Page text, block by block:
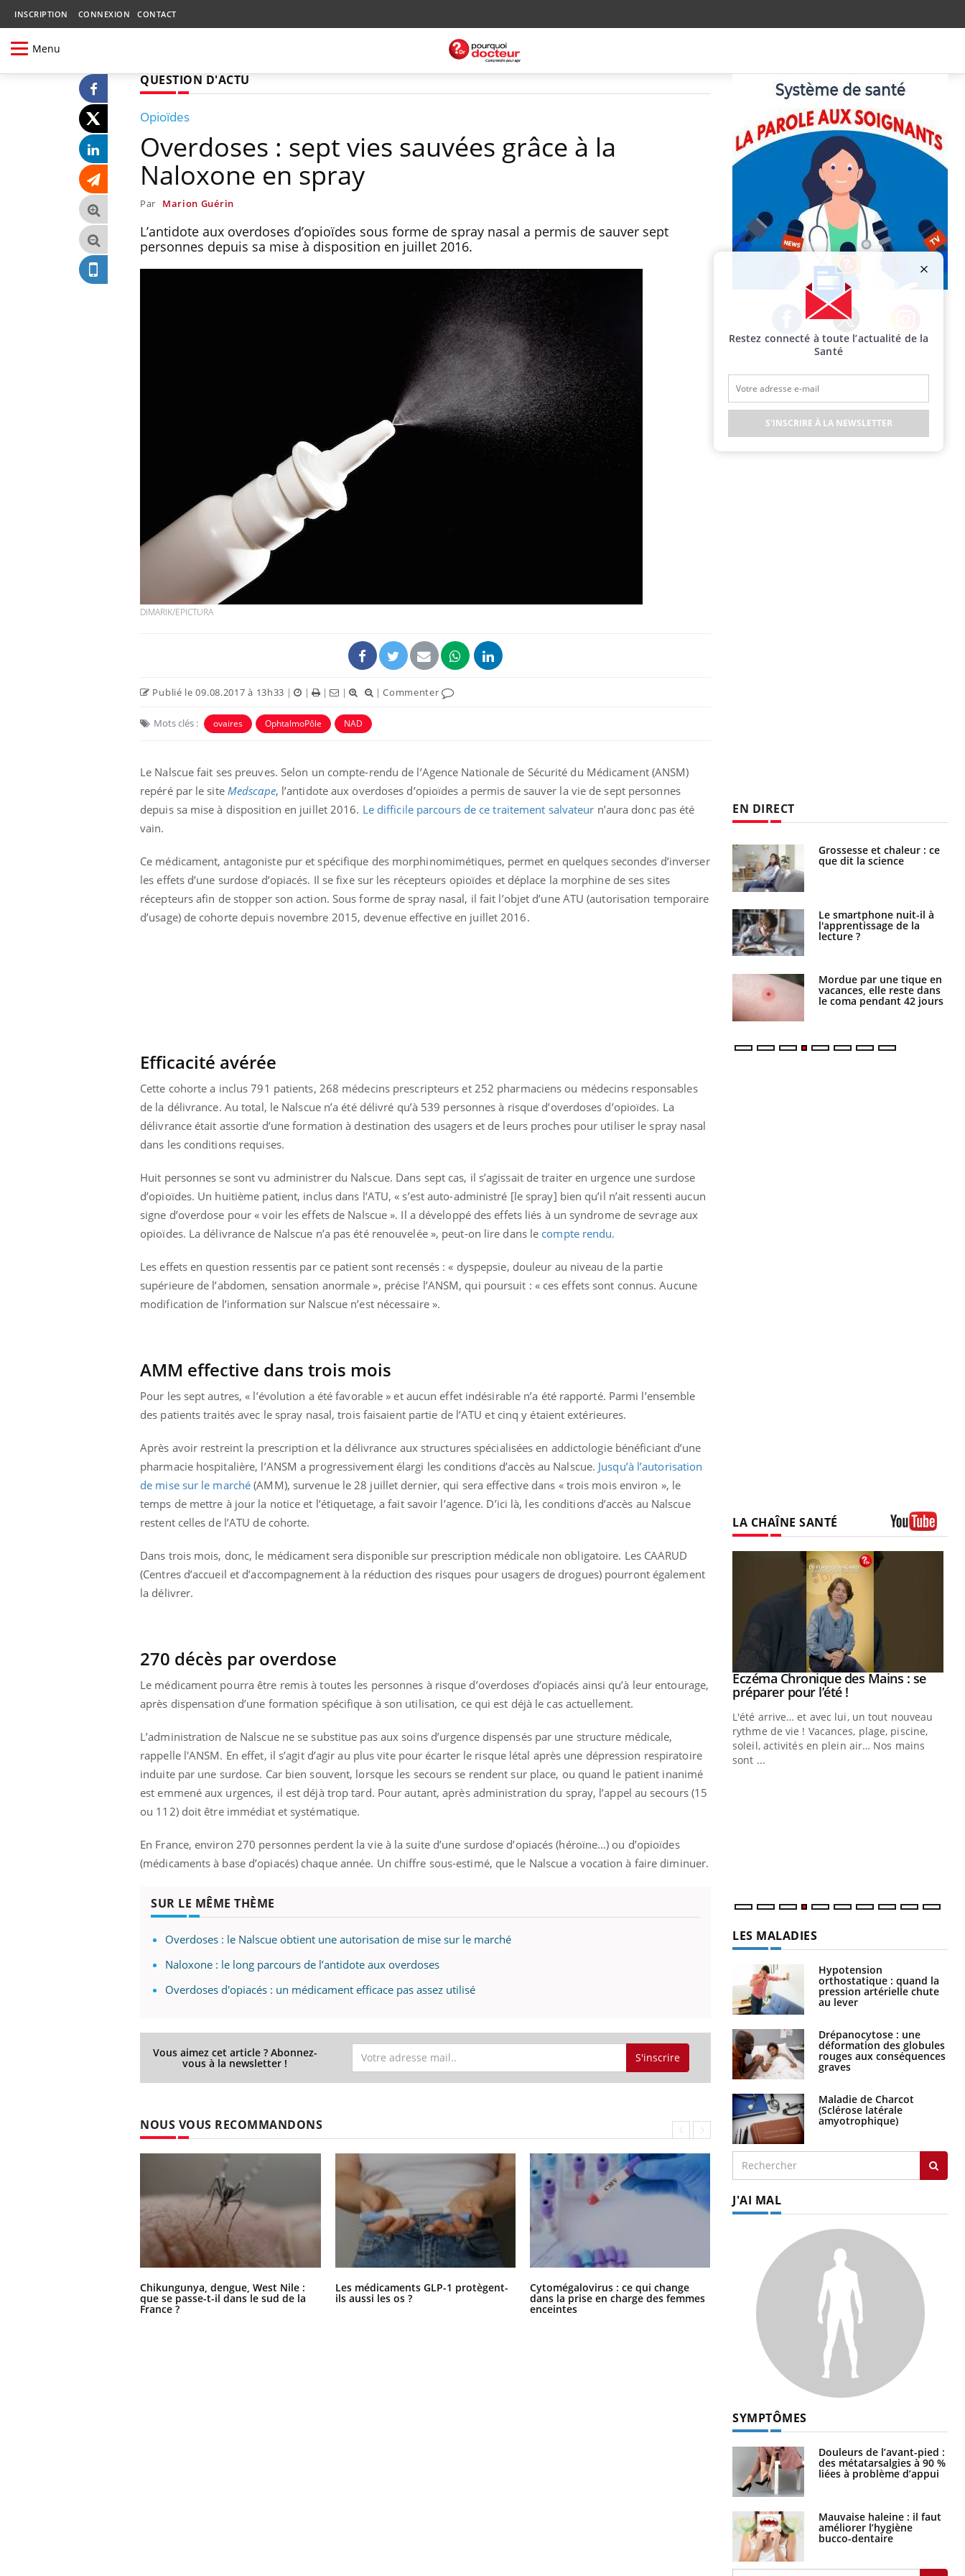
INSCRIPTION CONNEXION CONTACT
Menu
QUESTION D'ACTU
Opioïdes
Overdoses : sept vies sauvées grâce à la
Naloxone en spray
Par Marion Guérin
L’antidote aux overdoses d’opioïdes sous forme de spray nasal a permis de sauver sept
personnes depuis sa mise à disposition en juillet 2016.
DIMARIK/EPICTURA
Publié le 09.08.2017 à 13h33 | | | | |Commenter
Mots clés : ovaires OphtalmoPôle NAD
Le Nalscue fait ses preuves. Selon un compte-rendu de l’Agence Nationale de Sécurité du Médicament (ANSM)
repéré par le site Medscape, l’antidote aux overdoses d’opioïdes a permis de sauver la vie de sept personnes
depuis sa mise à disposition en juillet 2016. Le difficile parcours de ce traitement salvateur n’aura donc pas été
vain.
Ce médicament, antagoniste pur et spécifique des morphinomimétiques, permet en quelques secondes d’inverser
les effets d’une surdose d’opiacés. Il se fixe sur les récepteurs opioïdes et déplace la morphine de ses sites
récepteurs afin de stopper son action. Sous forme de spray nasal, il fait l’objet d’une ATU (autorisation temporaire
d’usage) de cohorte depuis novembre 2015, devenue effective en juillet 2016.
Efficacité avérée
Cette cohorte a inclus 791 patients, 268 médecins prescripteurs et 252 pharmaciens ou médecins responsables
de la délivrance. Au total, le Nalscue n’a été délivré qu’à 539 personnes à risque d’overdoses d’opioïdes. La
délivrance était assortie d’une formation à destination des usagers et de leurs proches pour utiliser le spray nasal
dans les conditions requises.
Huit personnes se sont vu administrer du Nalscue. Dans sept cas, il s’agissait de traiter en urgence une surdose
d’opioïdes. Un huitième patient, inclus dans l’ATU, « s’est auto-administré [le spray] bien qu’il n’ait ressenti aucun
signe d’overdose pour « voir les effets de Nalscue ». Il a développé des effets liés à un syndrome de sevrage aux
opioïdes. La délivrance de Nalscue n’a pas été renouvelée », peut-on lire dans le compte rendu.
Les effets en question ressentis par ce patient sont recensés : « dyspepsie, douleur au niveau de la partie
supérieure de l’abdomen, sensation anormale », précise l’ANSM, qui poursuit : « ces effets sont connus. Aucune
modification de l’information sur Nalscue n’est nécessaire ».
AMM effective dans trois mois
Pour les sept autres, « l’évolution a été favorable » et aucun effet indésirable n’a été rapporté. Parmi l’ensemble
des patients traités avec le spray nasal, trois faisaient partie de l’ATU et cinq y étaient extérieures.
Après avoir restreint la prescription et la délivrance aux structures spécialisées en addictologie bénéficiant d’une
pharmacie hospitalière, l’ANSM a progressivement élargi les conditions d’accès au Nalscue. Jusqu’à l’autorisation
de mise sur le marché(AMM), survenue le 28 juillet dernier, qui sera effective dans « trois mois environ », le
temps de mettre à jour la notice et l’étiquetage, a fait savoir l’agence. D’ici là, les conditions d’accès au Nalscue
restent celles de l’ATU de cohorte.
Dans trois mois, donc, le médicament sera disponible sur prescription médicale non obligatoire. Les CAARUD
(Centres d’accueil et d’accompagnement à la réduction des risques pour usagers de drogues) pourront également
la délivrer.
270 décès par overdose
Le médicament pourra être remis à toutes les personnes à risque d’overdoses d’opiacés ainsi qu’à leur entourage,
après dispensation d’une formation spécifique à son utilisation, ce qui est déjà le cas actuellement.
L’administration de Nalscue ne se substitue pas aux soins d’urgence dispensés par une structure médicale,
rappelle l'ANSM. En effet, il s’agit d’agir au plus vite pour écarter le risque létal après une dépression respiratoire
induite par une surdose. Car bien souvent, lorsque les secours se rendent sur place, ou quand le patient inanimé
est emmené aux urgences, il est déjà trop tard. Pour autant, après administration du spray, l’appel au secours (15
ou 112) doit être immédiat et systématique.
En France, environ 270 personnes perdent la vie à la suite d’une surdose d’opiacés (héroïne…) ou d’opioïdes
(médicaments à base d’opiacés) chaque année. Un chiffre sous-estimé, que le Nalscue a vocation à faire diminuer.
SUR LE MÊME THÈME
Overdoses : le Nalscue obtient une autorisation de mise sur le marché
Naloxone : le long parcours de l’antidote aux overdoses
Overdoses d'opiacés : un médicament efficace pas assez utilisé
Vous aimez cet article ? Abonnez-
vous à la newsletter ! S'inscrire
NOUS VOUS RECOMMANDONS
Chikungunya, dengue, West Nile :
que se passe-t-il dans le sud de la
France ?
Les médicaments GLP-1 protègent-
ils aussi les os ?
Cytomégalovirus : ce qui change
dans la prise en charge des femmes
enceintes
La sieste empêche-t-elle de dormir
la nuit ?
Facebook Twitter Instagram
EN DIRECT
West Nile : que se passe-
t-il dans le sud de la
France ?
Les médicaments GLP-1
protègent-ils aussi les os
de dormir la nuit ?
VIH : la fin du comprimé
tous les jours se profile-t-
pourquoi le risque de
Grossesse et chaleur : ce
que dit la science
Le smartphone nuit-il à
l'apprentissage de la
lecture ?
Mordue par une tique en
vacances, elle reste dans
le coma pendant 42 jours
LA CHAÎNE SANTÉ
Eczéma Chronique des Mains :
expliquer ma maladieYoutube
d'autres non ! D'un côté, poser des
Youtube
Carence en fer : comprendre pour
prévenirYoutube
même alopécie… Les symptômes de la
carence en fer sont multiples ce qui la rend
...
Youtube
Insuline & Charge mentale : et si on
osait en parler??Youtube
reste entourée d'idées reçues chez les
patients comme parfois chez les soignants.
Youtube
Eczéma Chronique des Mains : se
préparer pour l’été !Youtube
L'été arrive… et avec lui, un tout nouveau
rythme de vie ! Vacances, plage, piscine,
soleil, activités en plein air… Nos mains
sont ...
LES MALADIES
Hypotension
orthostatique : quand la
pression artérielle chute
au lever
Drépanocytose : une
déformation des globules
rouges aux conséquences
graves
Maladie de Charcot
(Sclérose latérale
amyotrophique)
J'AI MAL
SYMPTÔMES
Douleurs de l’avant-pied :
des métatarsalgies à 90 %
liées à problème d’appui
Mauvaise haleine : il faut
améliorer l’hygiène
bucco-dentaire
Restez connecté à toute l’actualité de la
Santé
S'INSCRIRE À LA NEWSLETTER